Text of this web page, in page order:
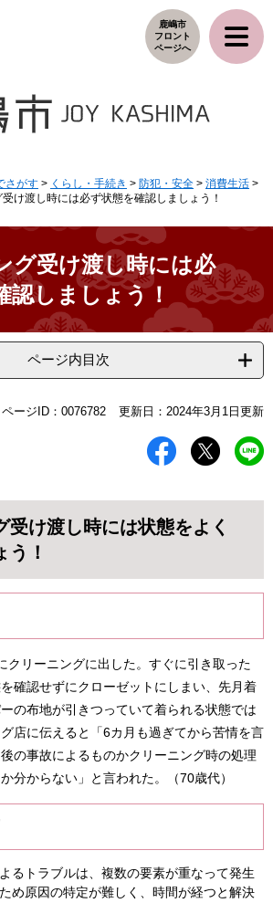
鹿嶋市
フロント
ページへ
さがす > くらし・手続き > 防犯・安全 > 消費生活 >
け渡し時には必ず状態を確認しましょう！
グ受け渡し時には必
認しましょう！
ページ内目次
ページID：0076782 更新日：2024年3月1日更新
受け渡し時には状態をよく
う！
クリーニングに出した。すぐに引き取った
確認せずにクローゼットにしまい、先月着
の布地が引きつっていて着られる状態では
店に伝えると「6カ月も過ぎてから苦情を言
の事故によるものかクリーニング時の処理
分からない」と言われた。（70歳代）
るトラブルは、複数の要素が重なって発生
め原因の特定が難しく、時間が経つと解決